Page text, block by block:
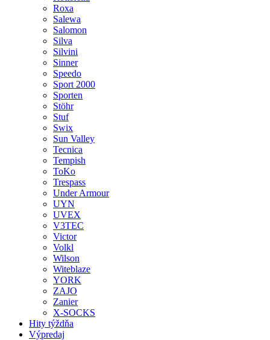
Roxa
Salewa
Salomon
Silva
Silvini
Sinner
Speedo
Sport 2000
Sporten
Stöhr
Stuf
Swix
Sun Valley
Tecnica
Tempish
ToKo
Trespass
Under Armour
UYN
UVEX
V3TEC
Victor
Volkl
Wilson
Witeblaze
YORK
ZAJO
Zanier
X-SOCKS
Hity týždňa
Výpredaj